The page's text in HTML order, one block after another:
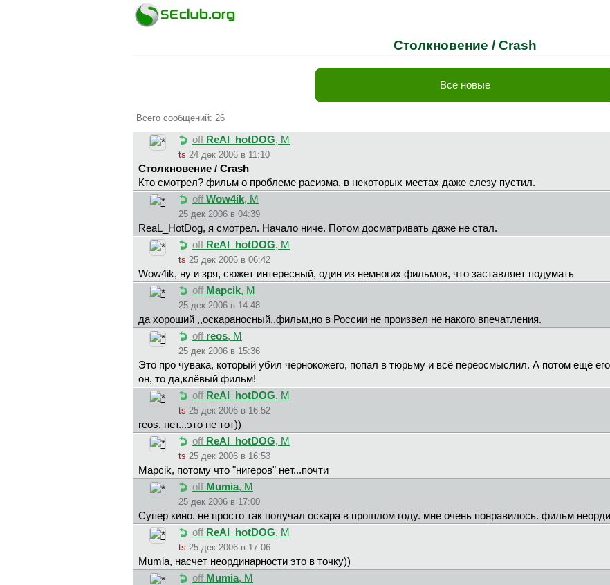
Столкновение / Crash
Все новые
Всего сообщений: 26
off ReAl_hotDOG, М
ts 24 дек 2006 в 11:10
Столкновение / Crash
Кто смотрел? фильм о проблеме расизма, в некоторых местах даже слезу пустил.
off Wow4ik, М
25 дек 2006 в 04:39
ReaL_HotDog, я смотрел. Начало ниче. Потом досматривать даже не стал.
off ReAl_hotDOG, М
ts 25 дек 2006 в 06:42
Wow4ik, ну и зря, сюжет интересный, один из немногих фильмов, что заставляет подумать
off Mapcik, М
25 дек 2006 в 14:48
да хороший ,,оскараносный,,фильм,но в России не произвел не накого впечатления.
off reos, М
25 дек 2006 в 15:36
Это про чувака, который убил чернокожего, попал в тюрьму и всё переосмыслил. А потом ещё
он, то да,клёвый фильм!
off ReAl_hotDOG, М
ts 25 дек 2006 в 16:52
reos, нет...это не тот))
off ReAl_hotDOG, М
ts 25 дек 2006 в 16:53
Mapcik, потому что "нигеров" нет...почти
off Mumia, М
25 дек 2006 в 17:00
Супер кино. не просто так получал оскара в прошлом году. мне очень понравилось. фильм
off ReAl_hotDOG, М
ts 25 дек 2006 в 17:06
Mumia, насчет неординарности это в точку))
off Mumia, М